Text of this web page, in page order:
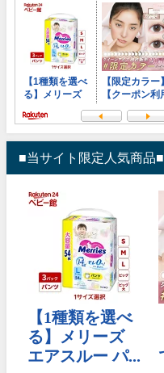
■当サイト限定人気商品■